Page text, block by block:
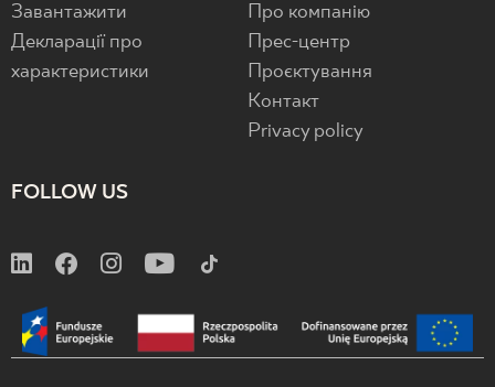
Завантажити
Декларації про
характеристики
Про компанію
Прес-центр
Проєктування
Контакт
Privacy policy
FOLLOW US